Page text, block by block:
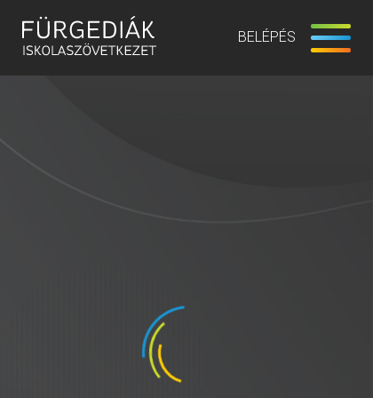
BELÉPÉS